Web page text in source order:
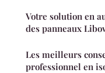
Votre solution en
des panneaux
Les meilleurs
professionnel en